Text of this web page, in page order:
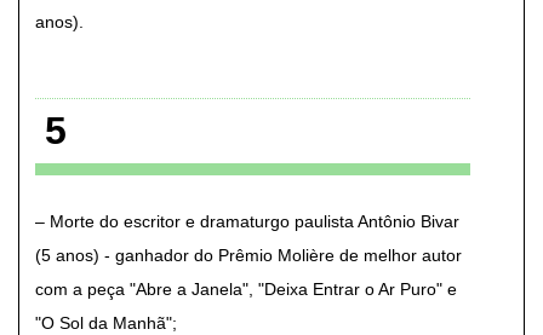
anos)
5
Morte do escritor e dramaturgo paulista Antônio Bivar
(5 anos) - ganhador do Prêmio Molière de melhor autor
com a peça "Abre a Janela", "Deixa Entrar o Ar Puro" e
"O Sol da Manhã"